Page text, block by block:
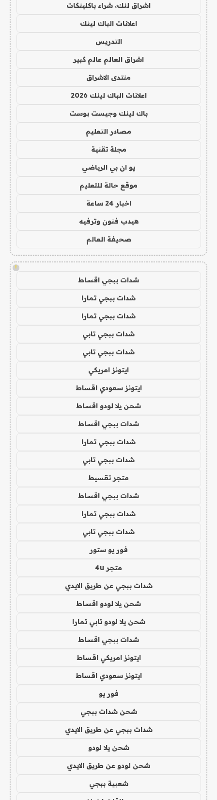
اشراق لنك، شراء باكلينكات
اعلانات الباك لينك
التدريس
اشراق العالم عالم كبير
منتدى الاشراق
اعلانات الباك لينك 2026
باك لينك وجيست بوست
مصادر التعليم
مجلة تقنية
يو ان بي الرياضي
موقع حالة للتعليم
اخبار 24 ساعة
هيدب فنون وترفيه
صحيفة العالم
!
شدات ببجي اقساط
شدات ببجي تمارا
شدات ببجي تمارا
شدات ببجي تابي
شدات ببجي تابي
ايتونز امريكي
ايتونز سعودي اقساط
شحن يلا لودو اقساط
شدات ببجي اقساط
شدات ببجي تمارا
شدات ببجي تابي
متجر تقسيط
شدات ببجي اقساط
شدات ببجي تمارا
شدات ببجي تابي
فور يو ستور
متجر 4u
شدات ببجي عن طريق الايدي
شحن يلا لودو اقساط
شحن يلا لودو تابي تمارا
شدات ببجي اقساط
ايتونز امريكي اقساط
ايتونز سعودي اقساط
فور يو
شحن شدات ببجي
شدات ببجي عن طريق الايدي
شحن يلا لودو
شحن لودو عن طريق الايدي
شعبية ببجي